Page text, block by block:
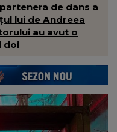
de dans a
lui de Andreea
au avut o
doi